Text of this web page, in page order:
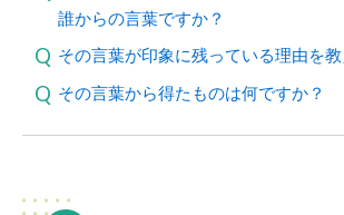
誰からの言葉ですか？
その言葉が印象に残っている理由を教
その言葉から得たものは何ですか？